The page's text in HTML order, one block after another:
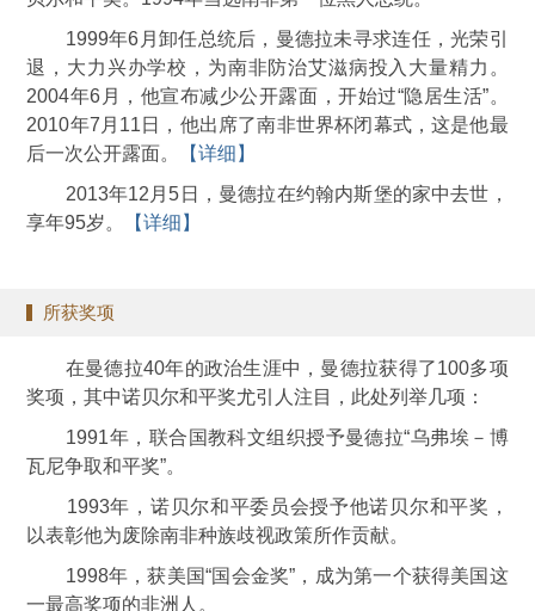
1999年6月卸任总统后，曼德拉未寻求连任，光荣引
退，大力兴办学校，为南非防治艾滋病投入大量精力。
2004年6月，他宣布减少公开露面，开始过“隐居生活”。
2010年7月11日，他出席了南非世界杯闭幕式，这是他最
后一次公开露面。
【详细】
2013年12月5日，曼德拉在约翰内斯堡的家中去世，
享年95岁。
【详细】
所获奖项
在曼德拉40年的政治生涯中，曼德拉获得了100多项
奖项，其中诺贝尔和平奖尤引人注目，此处列举几项：
1991年，联合国教科文组织授予曼德拉“乌弗埃－博
瓦尼争取和平奖”。
1993年，诺贝尔和平委员会授予他诺贝尔和平奖，
以表彰他为废除南非种族歧视政策所作贡献。
1998年，获美国“国会金奖”，成为第一个获得美国这
一最高奖项的非洲人。